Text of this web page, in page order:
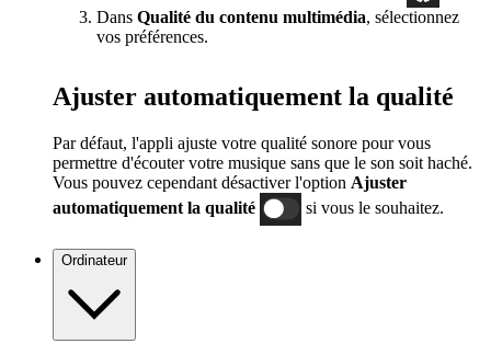
Dans Qualité du contenu multimédia, sélectionnez
vos préférences.
Ajuster automatiquement la qualité
Par défaut, l'appli ajuste votre qualité sonore pour vous
permettre d'écouter votre musique sans que le son soit haché.
Vous pouvez cependant désactiver l'option Ajuster
automatiquement la qualité
si vous le souhaitez.
Ordinateur